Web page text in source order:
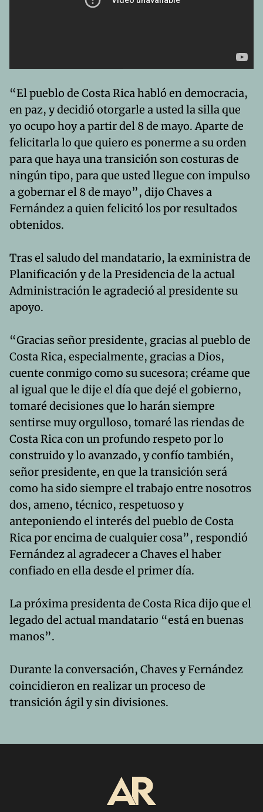
“El pueblo de Costa Rica habló en democracia,
en paz, y decidió otorgarle a usted la silla que
yo ocupo hoy a partir del 8 de mayo. Aparte de
felicitarla lo que quiero es ponerme a su orden
para que haya una transición son costuras de
ningún tipo, para que usted llegue con impulso
a gobernar el 8 de mayo”, dijo Chaves a
Fernández a quien felicitó los por resultados
obtenidos.
Tras el saludo del mandatario, la exministra de
Planificación y de la Presidencia de la actual
Administración le agradeció al presidente su
apoyo.
“Gracias señor presidente, gracias al pueblo de
Costa Rica, especialmente, gracias a Dios,
cuente conmigo como su sucesora; créame que
al igual que le dije el día que dejé el gobierno,
tomaré decisiones que lo harán siempre
sentirse muy orgulloso, tomaré las riendas de
Costa Rica con un profundo respeto por lo
construido y lo avanzado, y confío también,
señor presidente, en que la transición será
como ha sido siempre el trabajo entre nosotros
dos, ameno, técnico, respetuoso y
anteponiendo el interés del pueblo de Costa
Rica por encima de cualquier cosa”, respondió
Fernández al agradecer a Chaves el haber
confiado en ella desde el primer día.
La próxima presidenta de Costa Rica dijo que el
legado del actual mandatario “está en buenas
manos”.
Durante la conversación, Chaves y Fernández
coincidieron en realizar un proceso de
transición ágil y sin divisiones.